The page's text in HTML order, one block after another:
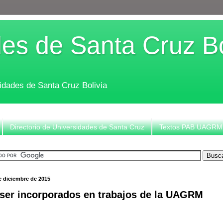
de Santa Cruz
de Santa Cruz Bolivia
Directorio de Universidades de Santa Cruz Textos PAB UAGRM
diciembre de 2015
incorporados en trabajos de la UAGRM